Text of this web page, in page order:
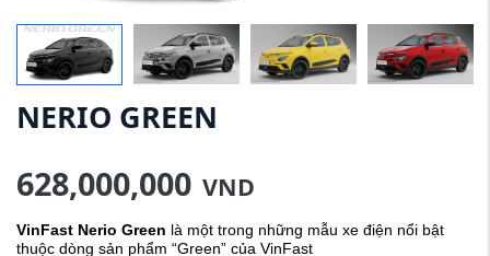
NERIO GREEN
628,000,000 VND
VinFast Nerio Green là một trong những mẫu xe điện nổi bật
thuộc dòng sản phẩm “Green” của VinFast